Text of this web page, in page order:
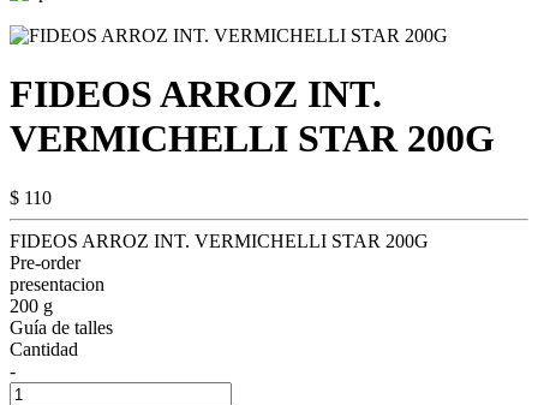
FIDEOS ARROZ INT.
VERMICHELLI STAR 200G
$ 110
FIDEOS ARROZ INT. VERMICHELLI STAR 200G
Pre-order
presentacion
200 g
Guía de talles
Cantidad
-